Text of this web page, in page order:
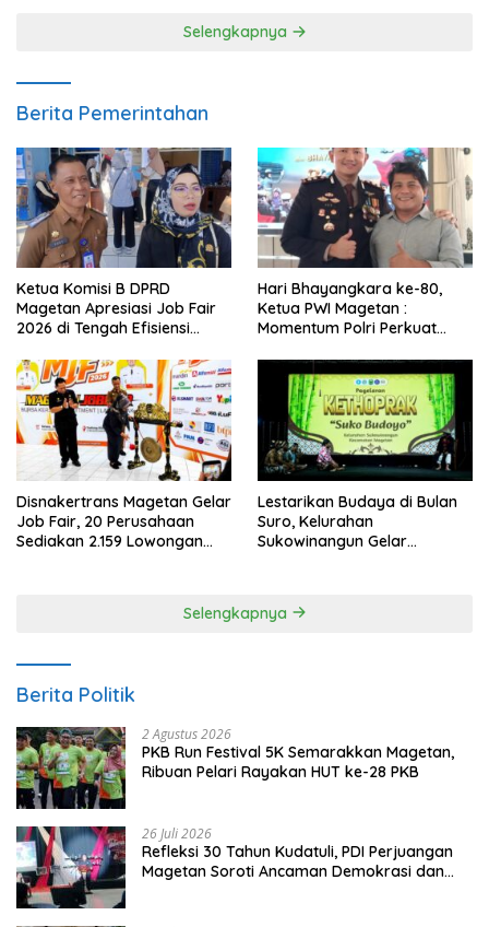
Selengkapnya
Berita Pemerintahan
Ketua Komisi B DPRD
Magetan Apresiasi Job Fair
2026 di Tengah Efisiensi
Hari Bhayangkara ke-80,
Ketua PWI Magetan :
Momentum Polri Perkuat
Disnakertrans Magetan Gelar
Job Fair, 20 Perusahaan
Sediakan 2.159 Lowongan
Lestarikan Budaya di Bulan
Suro, Kelurahan
Sukowinangun Gelar
Selengkapnya
Berita Politik
2 Agustus 2026
PKB Run Festival 5K Semarakkan Magetan,
Ribuan Pelari Rayakan HUT ke-28 PKB
26 Juli 2026
Refleksi 30 Tahun Kudatuli, PDI Perjuangan
Magetan Soroti Ancaman Demokrasi dan